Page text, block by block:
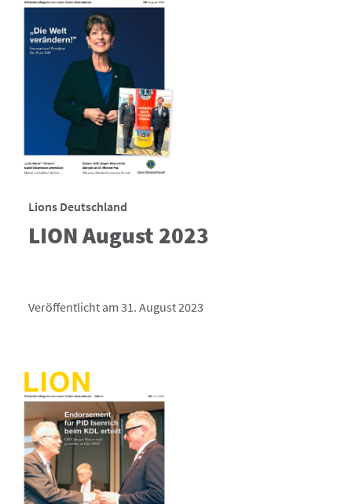
Lions Deutschland
LION August 2023
Veröffentlicht am 31. August 2023